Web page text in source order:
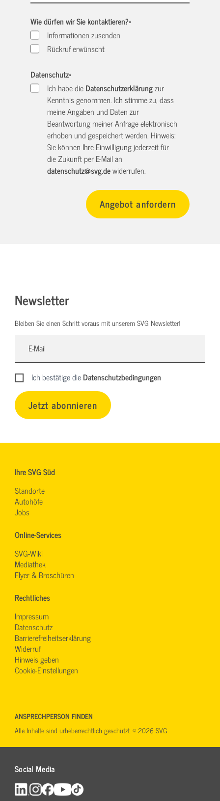
Wie dürfen wir Sie kontaktieren?*
Informationen zusenden
Rückruf erwünscht
Datenschutz*
Ich habe dieDatenschutzerklärungzur
Kenntnis genommen. Ich stimme zu, dass
meine Angaben und Daten zur
Beantwortung meiner Anfrage elektronisch
erhoben und gespeichert werden. Hinweis:
Sie können Ihre Einwilligung jederzeit für
die Zukunft per E-Mail an
datenschutz@svg.dewiderrufen.
Newsletter
Bleiben Sie einen Schritt voraus mit unserem SVG Newsletter!
Ich bestätige dieDatenschutzbedingungen
Jetzt abonnieren
Ihre SVG Süd
Standorte
Autohöfe
Jobs
Online-Services
SVG-Wiki
Mediathek
Flyer & Broschüren
Rechtliches
Impressum
Datenschutz
Barrierefreiheitserklärung
Widerruf
Hinweis geben
Cookie-Einstellungen
Social Media
ANSPRECHPERSON FINDEN
Alle Inhalte sind urheberrechtlich geschützt. © 2026 SVG